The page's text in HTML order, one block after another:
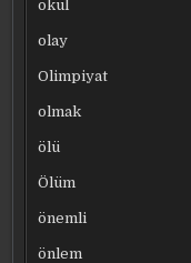
okul
olay
Olimpiyat
olmak
ölü
Ölüm
önemli
önlem